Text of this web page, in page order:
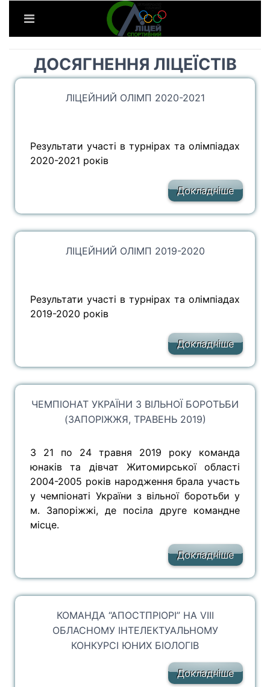
ДОСЯГНЕННЯ ЛІЦЕЇСТІВ
ЛІЦЕЙНИЙ ОЛІМП 2020-2021
Результати участі в турнірах та олімпіадах
2020-2021 років
Докладніше
ЛІЦЕЙНИЙ ОЛІМП 2019-2020
Результати участі в турнірах та олімпіадах
2019-2020 років
Докладніше
ЧЕМПІОНАТ УКРАЇНИ З ВІЛЬНОЇ БОРОТЬБИ
(ЗАПОРІЖЖЯ, ТРАВЕНЬ 2019)
З 21 по 24 травня 2019 року команда
юнаків та дівчат Житомирської області
2004-2005 років народження брала участь
у чемпіонаті України з вільної боротьби у
м. Запоріжжі, де посіла друге командне
місце.
Докладніше
КОМАНДА “АПОСТПРІОРІ” НА VІІІ
ОБЛАСНОМУ ІНТЕЛЕКТУАЛЬНОМУ
КОНКУРСІ ЮНИХ БІОЛОГІВ
Докладніше